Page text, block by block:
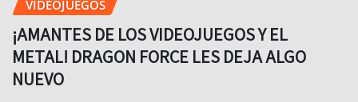
VIDEOJUEGOS
¡AMANTES DE LOS VIDEOJUEGOS Y EL
METAL! DRAGON FORCE LES DEJA ALGO
NUEVO